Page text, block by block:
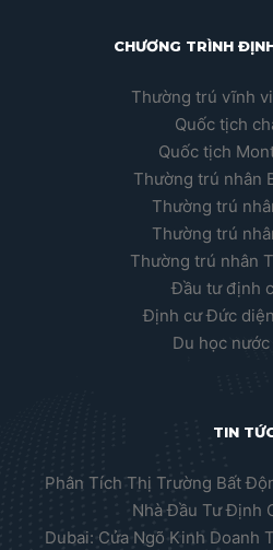
CHƯƠNG TRÌNH
Thường trú vĩnh
Quốc tịch
Quốc tịch
Thường trú nhân
Thường trú
Thường trú
Thường trú nhân
Đầu tư định
Định cư Đức
Du học
TIN
Phân Tích Thị Trường Bất
Nhà Đầu Tư Định
Dubai: Cửa Ngõ Kinh Doanh